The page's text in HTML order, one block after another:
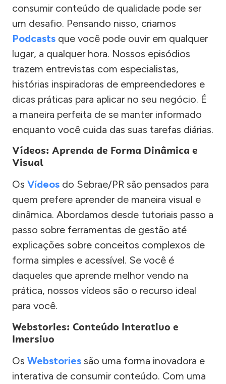
consumir conteúdo de qualidade pode ser
um desafio. Pensando nisso, criamos
Podcasts que você pode ouvir em qualquer
lugar, a qualquer hora. Nossos episódios
trazem entrevistas com especialistas,
histórias inspiradoras de empreendedores e
dicas práticas para aplicar no seu negócio. É
a maneira perfeita de se manter informado
enquanto você cuida das suas tarefas diárias.
Vídeos: Aprenda de Forma Dinâmica e
Visual
Os Vídeos do Sebrae/PR são pensados para
quem prefere aprender de maneira visual e
dinâmica. Abordamos desde tutoriais passo a
passo sobre ferramentas de gestão até
explicações sobre conceitos complexos de
forma simples e acessível. Se você é
daqueles que aprende melhor vendo na
prática, nossos vídeos são o recurso ideal
para você.
Webstories: Conteúdo Interativo e
Imersivo
Os Webstories são uma forma inovadora e
interativa de consumir conteúdo. Com uma